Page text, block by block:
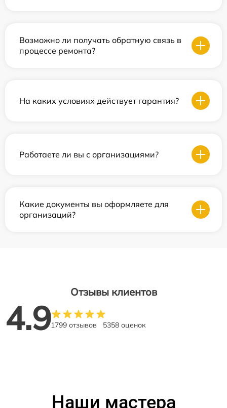
Возможно ли получать обратную связь в
процессе ремонта?
На каких условиях действует гарантия?
Работаете ли вы с организациями?
Какие документы вы оформляете для
организаций?
Отзывы клиентов
4.91799 отзывов 5358 оценок
Наши мастера